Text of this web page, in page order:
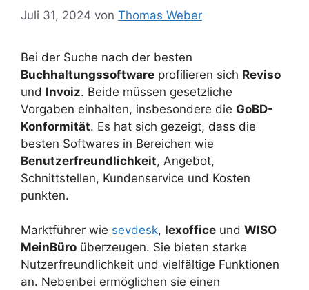
Juli 31, 2024 von Thomas Weber
Bei der Suche nach der besten
Buchhaltungssoftware profilieren sich Reviso
und Invoiz. Beide müssen gesetzliche
Vorgaben einhalten, insbesondere die GoBD-
Konformität. Es hat sich gezeigt, dass die
besten Softwares in Bereichen wie
Benutzerfreundlichkeit, Angebot,
Schnittstellen, Kundenservice und Kosten
punkten.
Marktführer wie sevdesk, lexoffice und WISO
MeinBüro überzeugen. Sie bieten starke
Nutzerfreundlichkeit und vielfältige Funktionen
an. Nebenbei ermöglichen sie einen